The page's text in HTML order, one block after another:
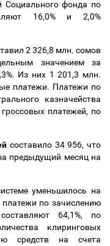
Социального фонда по
16,0% и 2,0%
2 326,8 млн. сомов
значением за
Из них 1 201,3 млн.
платежи. Платежи по
казначейства
платежей, по
составило 34 956, что
предыдущий месяц на
уменьшилось на
по зачислению
64,1%, по
клиринговых
средств на счета